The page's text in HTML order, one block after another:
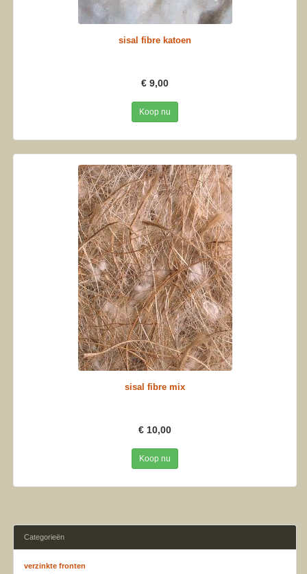
sisal fibre katoen
€ 9,00
Koop nu
sisal fibre mix
€ 10,00
Koop nu
Categorieën
verzinkte fronten